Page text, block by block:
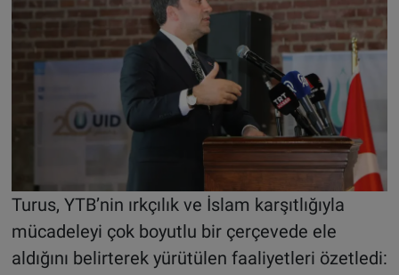
Turus, YTB’nin ırkçılık ve İslam karşıtlığıyla
mücadeleyi çok boyutlu bir çerçevede ele
aldığını belirterek yürütülen faaliyetleri özetledi: